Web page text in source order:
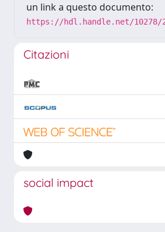
un link a questo documento:
https://hdl.handle.net/10278/
Citazioni
social impact